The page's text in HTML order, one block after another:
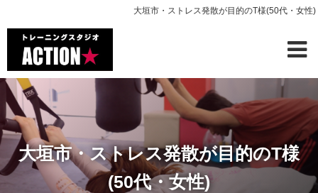
大垣市・ストレス発散が目的のT様(50代・女性)
大垣市・ストレス発散が目的のT様
(50代・女性)